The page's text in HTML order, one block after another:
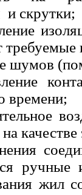
и скрутки;
шумов
времени;
ручные
жил